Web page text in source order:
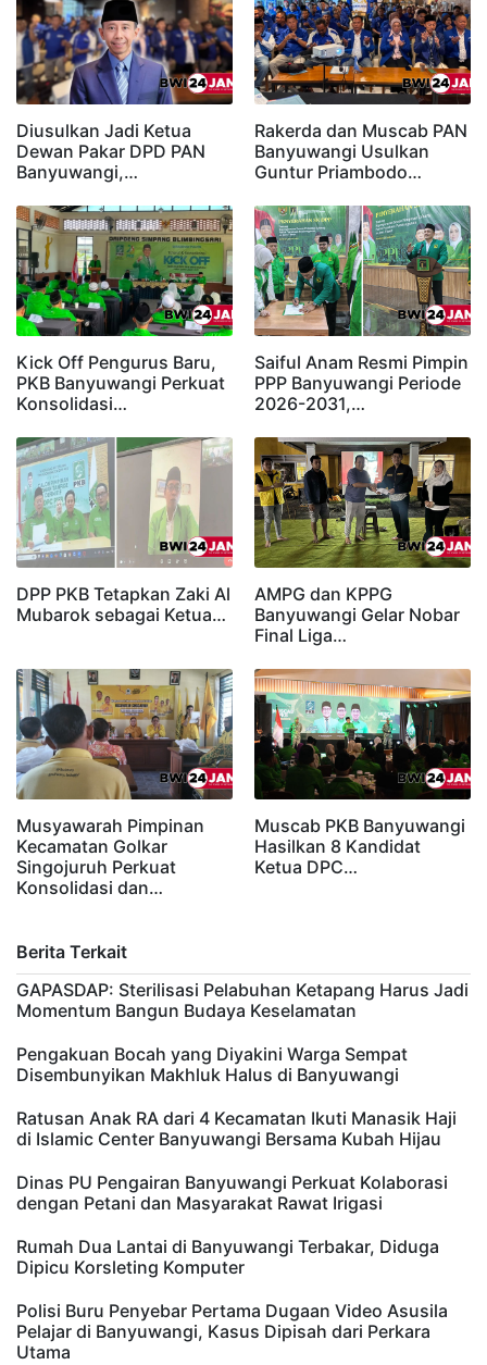
Diusulkan Jadi Ketua
Dewan Pakar DPD PAN
Banyuwangi,…
Rakerda dan Muscab PAN
Banyuwangi Usulkan
Guntur Priambodo…
Kick Off Pengurus Baru,
PKB Banyuwangi Perkuat
Konsolidasi…
Saiful Anam Resmi Pimpin
PPP Banyuwangi Periode
2026-2031,…
DPP PKB Tetapkan Zaki Al
Mubarok sebagai Ketua…
AMPG dan KPPG
Banyuwangi Gelar Nobar
Final Liga…
Musyawarah Pimpinan
Kecamatan Golkar
Singojuruh Perkuat
Konsolidasi dan…
Muscab PKB Banyuwangi
Hasilkan 8 Kandidat
Ketua DPC…
Berita Terkait
GAPASDAP: Sterilisasi Pelabuhan Ketapang Harus Jadi
Momentum Bangun Budaya Keselamatan
Pengakuan Bocah yang Diyakini Warga Sempat
Disembunyikan Makhluk Halus di Banyuwangi
Ratusan Anak RA dari 4 Kecamatan Ikuti Manasik Haji
di Islamic Center Banyuwangi Bersama Kubah Hijau
Dinas PU Pengairan Banyuwangi Perkuat Kolaborasi
dengan Petani dan Masyarakat Rawat Irigasi
Rumah Dua Lantai di Banyuwangi Terbakar, Diduga
Dipicu Korsleting Komputer
Polisi Buru Penyebar Pertama Dugaan Video Asusila
Pelajar di Banyuwangi, Kasus Dipisah dari Perkara
Utama